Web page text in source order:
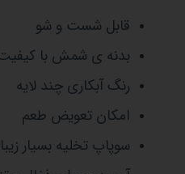
قابل شست و شو
بدنه ی شمش با
رنگ آبکاری چند لایه
امکان تعویض طعم
سوپاپ تخلیه بسیار